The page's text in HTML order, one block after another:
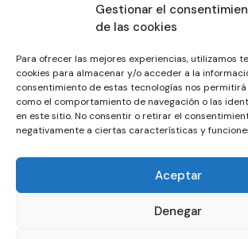
Gestionar el
de las cookies
Para ofrecer las mejores experiencias, utilizamos
cookies para almacenar y/o acceder a la
consentimiento de estas tecnologías nos
como el comportamiento de navegación o las
en este sitio. No consentir o retirar el
negativamente a ciertas características y
Aceptar
Denegar